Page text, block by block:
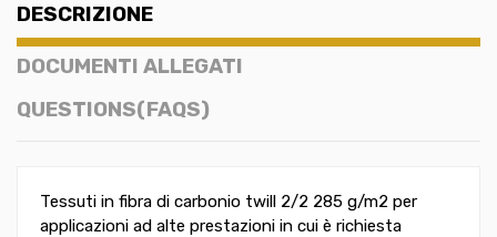
DESCRIZIONE
DOCUMENTI ALLEGATI
QUESTIONS(FAQS)
Tessuti in fibra di carbonio twill 2/2 285 g/m2 per
applicazioni ad alte prestazioni in cui è richiesta